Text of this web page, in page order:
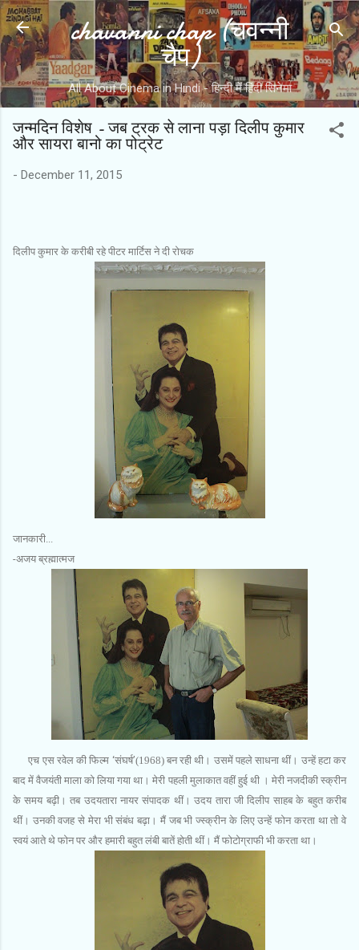
Skip to main content
chavanni chap (चवन्नी
चैप)
All About Cinema in Hindi - हिन्दी में हिंदी सिनेमा
जन्‍मदिन विशेष - जब ट्रक से लाना पड़ा दिलीप कुमार
और सायरा बानो का पोट्रेट
- December 11, 2015
दिलीप कुमार के करीबी रहेपीटर मार्टिस ने दी रोचक
जानकारी...
-अजय ब्रह्मात्‍मज
एच एस रवेल की फिल्‍म ‘संघर्ष’(1968) बन रही थी। उसमें पहले साधना थीं। उन्‍हें हटा कर
बाद में वैजयंती माला को लिया गया था। मेरी पहली मुलाकात वहीं हुई थी । मेरी नजदीकी स्‍क्रीन
के समय बढ़ी। तब उदयतारा नायर संपादक थीं। उदय तारा जी दिलीप साहब के बहुत करीब
थीं। उनकी वजह से मेरा भी संबंध बढ़ा। मैं जब भी ज्स्‍क्रीन के लिए उन्‍हें फोन करता था तो वे
स्‍वयं आते थे फोन पर और हमारी बहुत लंबी बातें होती थीं। मैं फोटोग्राफी भी करता था।